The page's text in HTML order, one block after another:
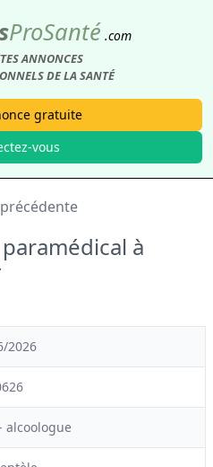
ProSanté .com
ANNONCES
DE LA SANTÉ
gratuite
vous
à
2026
alcoologue